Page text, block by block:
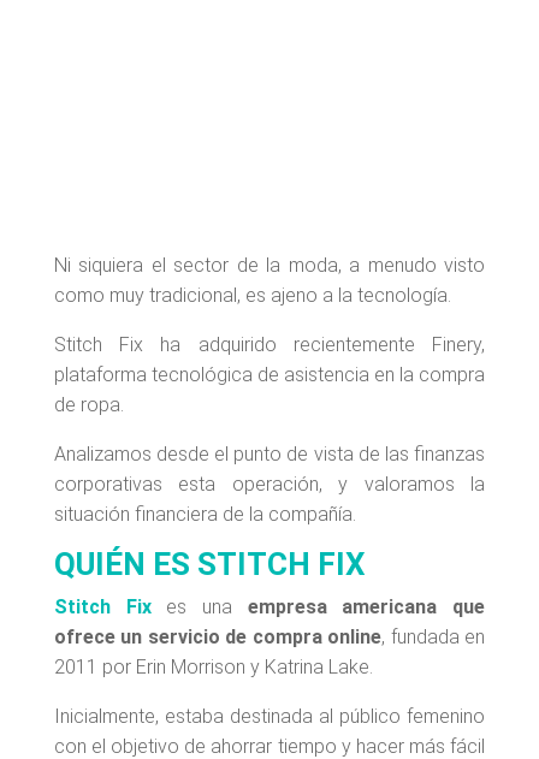
Ni siquiera el sector de la moda, a menudo visto
como muy tradicional, es ajeno a la tecnología.
Stitch Fix ha adquirido recientemente Finery,
plataforma tecnológica de asistencia en la compra
de ropa.
Analizamos desde el punto de vista de las finanzas
corporativas esta operación, y valoramos la
situación financiera de la compañía.
QUIÉN ES STITCH FIX
Stitch Fixes una empresa americana que
ofrece un servicio de compra online, fundada en
2011 por Erin Morrison y Katrina Lake.
Inicialmente, estaba destinada al público femenino
con el objetivo de ahorrar tiempo y hacer más fácil